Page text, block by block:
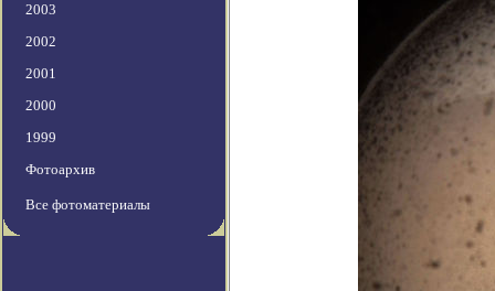
2003
2002
2001
2000
1999
Фотоархив
Все фотоматериалы